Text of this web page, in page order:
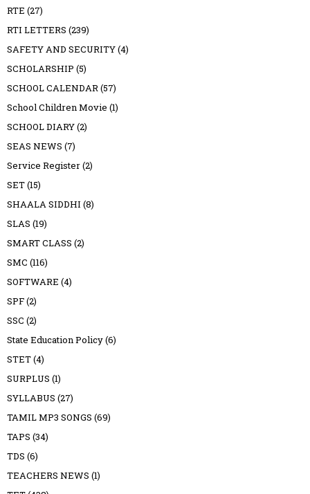
RTE (27)
RTI LETTERS (239)
SAFETY AND SECURITY(4)
SCHOLARSHIP (5)
SCHOOL CALENDAR(57)
School Children Movie (1)
SCHOOL DIARY(2)
SEAS NEWS (7)
Service Register(2)
SET(15)
SHAALA SIDDHI (8)
SLAS (19)
SMART CLASS (2)
SMC (116)
SOFTWARE (4)
SPF(2)
SSC (2)
State Education Policy(6)
STET(4)
SURPLUS (1)
SYLLABUS (27)
TAMIL MP3 SONGS (69)
TAPS (34)
TDS (6)
TEACHERS NEWS (1)